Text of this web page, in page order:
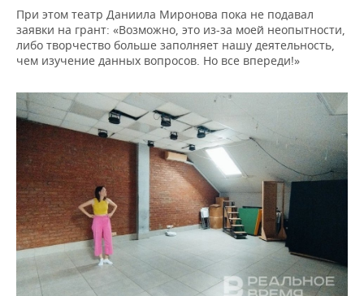
При этом театр Даниила Миронова пока не подавал
заявки на грант: «Возможно, это из-за моей неопытности,
либо творчество больше заполняет нашу деятельность,
чем изучение данных вопросов. Но все впереди!»